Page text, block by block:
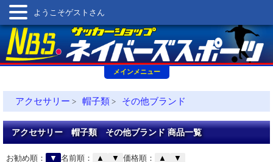
メインメニュー
ようこそゲストさん
アクセサリー > 帽子類 > その他ブランド
アクセサリー 帽子類 その他ブランド 商品一覧
お勧め順： ▼ 名前順： ▲ ▼ 価格順： ▲
▼